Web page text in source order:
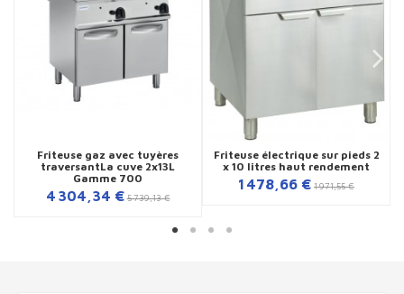
Friteuse gaz avec tuyères
traversantLa cuve 2x13L
Gamme 700
4 304,34 € 5 739,13 €
Friteuse électrique sur pieds 2
x 10 litres haut rendement
1 478,66 € 1 971,55 €